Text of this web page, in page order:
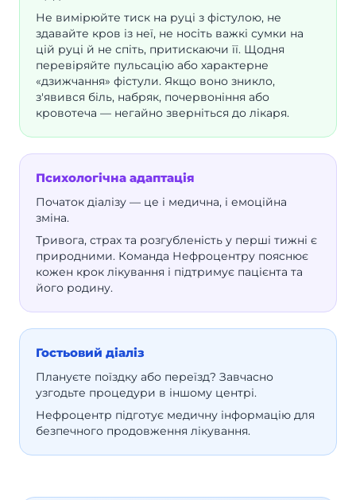
Не вимірюйте тиск на руці з фістулою, не
здавайте кров із неї, не носіть важкі сумки на
цій руці й не спіть, притискаючи її. Щодня
перевіряйте пульсацію або характерне
«дзижчання» фістули. Якщо воно зникло,
з'явився біль, набряк, почервоніння або
кровотеча — негайно зверніться до лікаря.
Психологічна адаптація
Початок діалізу — це і медична, і емоційна
зміна.
Тривога, страх та розгубленість у перші тижні є
природними. Команда Нефроцентру пояснює
кожен крок лікування і підтримує пацієнта та
його родину.
Гостьовий діаліз
Плануєте поїздку або переїзд? Завчасно
узгодьте процедури в іншому центрі.
Нефроцентр підготує медичну інформацію для
безпечного продовження лікування.